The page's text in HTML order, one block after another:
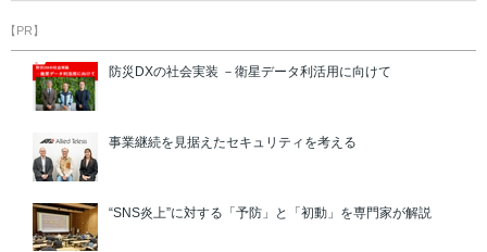
【PR】
防災DXの社会実装 －衛星データ利活用に向けて
事業継続を見据えたセキュリティを考える
“SNS炎上”に対する「予防」と「初動」を専門家が解説